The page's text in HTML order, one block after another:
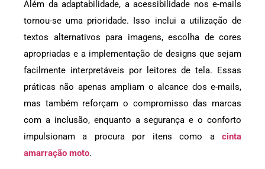
Além da adaptabilidade, a acessibilidade nos e-mails
tornou-se uma prioridade. Isso inclui a utilização de
textos alternativos para imagens, escolha de cores
apropriadas e a implementação de designs que sejam
facilmente interpretáveis por leitores de tela. Essas
práticas não apenas ampliam o alcance dos e-mails,
mas também reforçam o compromisso das marcas
com a inclusão, enquanto a segurança e o conforto
impulsionam a procura por itens como a cinta
amarração moto.